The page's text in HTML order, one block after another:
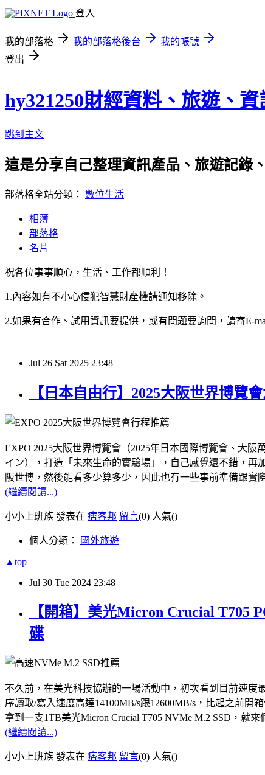
登入
我的部落格 我的部落格後台
我的帳號
登出
hy321250財經資料、旅遊、
跳到主文
這是分享自己整理資訊產品、旅遊記錄
部落格全站分類： 數位生活
相簿
部落格
名片
祝各位事事順心，生活、工作都順利！
1.內容如有不小心侵犯智慧財產權請通知移除。
2.如果有合作、試用資訊要提供，或有問題要詢問，請寄E-
Jul 26 Sat 2025 23:48
【日本自由行】2025大阪世界博覽
EXPO 2025大阪世界博覽會（2025年日本國際博覽會、大
イン），打造「未來生命的實驗場」，自己感覺還不錯，再
阪世博，然後能看多少算多少，因此也有一些事前準備跟
(繼續閱讀...)
小小上班族 發表在 痞客邦 留言(0) 人氣()
個人分類： 國外旅遊
▲top
Jul 30 Tue 2024 23:48
【開箱】美光Micron Crucial T705
碟
不久前，在美光科技協辦的一場活動中，初次看到目前速度
序讀取/寫入速度高達14100MB/s跟12600MB/s，比起之前開
拿到一支1TB美光Micron Crucial T705 NVMe M.2 SSD，就
(繼續閱讀...)
小小上班族 發表在 痞客邦 留言(0) 人氣()